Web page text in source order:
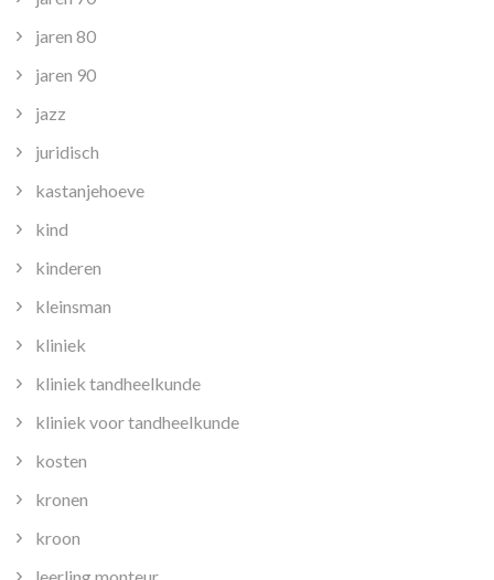
jaren 80
jaren 90
jazz
juridisch
kastanjehoeve
kind
kinderen
kleinsman
kliniek
kliniek tandheelkunde
kliniek voor tandheelkunde
kosten
kronen
kroon